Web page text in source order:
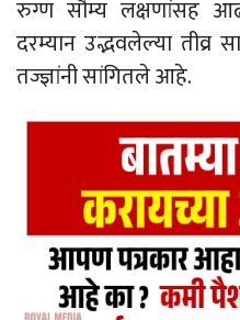
रुग्ण सौम्य लक्षणांसह
दरम्यान उद्भवलेल्या तीव्र
तज्ज्ञांनी सांगितले आहे.